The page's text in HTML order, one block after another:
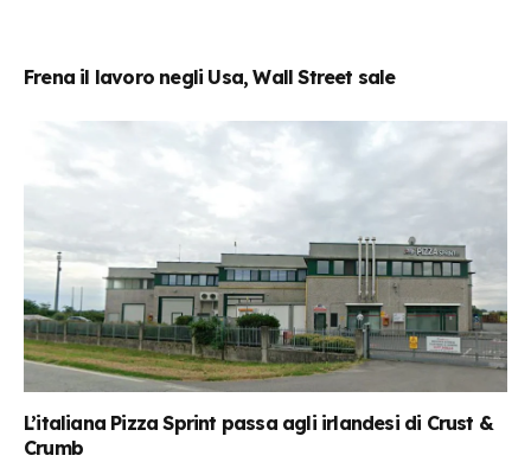
Frena il lavoro negli Usa, Wall Street sale
L’italiana Pizza Sprint passa agli irlandesi di Crust &
Crumb